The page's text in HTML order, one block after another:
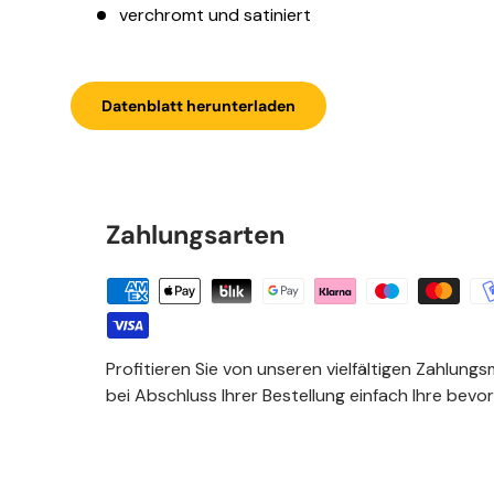
verchromt und satiniert
Datenblatt herunterladen
Zahlungsarten
Profitieren Sie von unseren vielfältigen
bei Abschluss Ihrer Bestellung einfach Ihre